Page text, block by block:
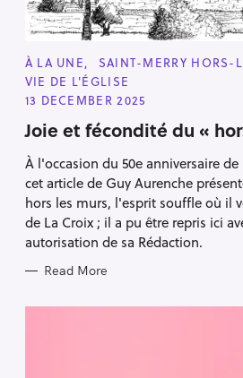
C
A
T
E
O
R
E
S
À LA UNE
SAINT-MERRY HORS-
VIE DE L'ÉGLISE
13 DECEMBER 2025
Joie et fécondité du «
À l'occasion du 50e anniversaire
cet article de Guy Aurenche
hors les murs, l'esprit souffle où il
de La Croix ; il a pu être repris ici
autorisation de sa Rédaction.
Read More